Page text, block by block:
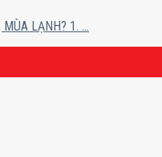
MÙA LẠNH? 1. ...